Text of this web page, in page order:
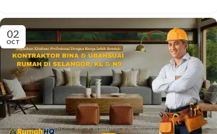
02
OCT